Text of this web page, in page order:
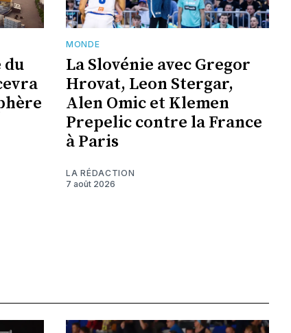
du
MONDE
La Slovénie avec Gregor
Hrovat, Leon Stergar,
Alen Omic et Klemen
Prepelic contre la France
à Paris
LA RÉDACTION
7 août 2026